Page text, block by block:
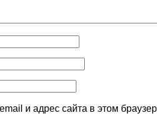
и адрес сайта в этом